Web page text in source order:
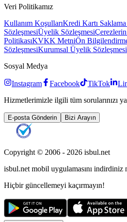
Veri Politikamız
Kullanım KoşullarıKredi Kartı
SözleşmesiÜyelik Sözleşmesi
PolitikasıKVKK MetniÖn
SözleşmesiKurumsal Üyelik Sözleşmesi
Sosyal Medya
Instagram Facebook TikTok
Hizmetlerimizle ilgili tüm sorularınızı
E-posta Gönderin Bizi Arayın
Copyright © 2006 - 2026 isbul.net
isbul.net mobil uygulamasını indirdiniz
Hiçbir güncellemeyi kaçırmayın!